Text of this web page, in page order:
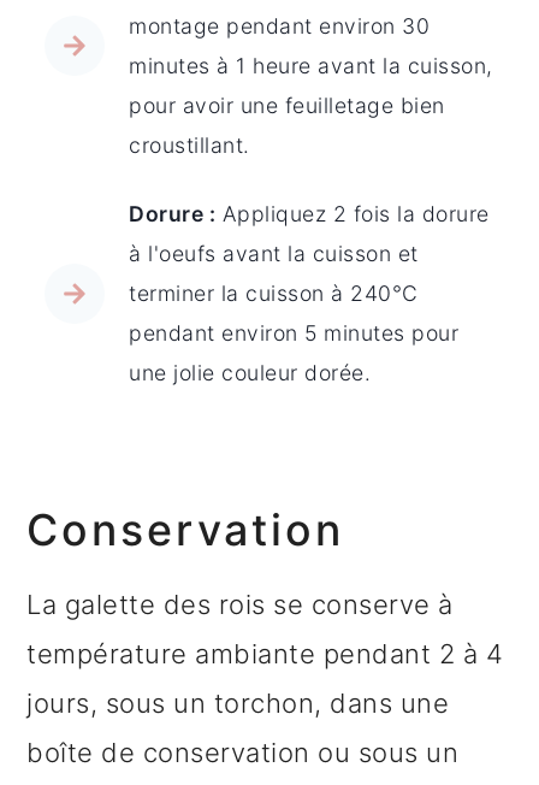
montage pendant environ 30
minutes à 1 heure avant la cuisson,
pour avoir une feuilletage bien
croustillant.
Dorure : Appliquez 2 fois la dorure
à l'oeufs avant la cuisson et
terminer la cuisson à 240°C
pendant environ 5 minutes pour
une jolie couleur dorée.
Conservation
La galette des rois se conserve à
température ambiante pendant 2 à 4
jours, sous un torchon, dans une
boîte de conservation ou sous un